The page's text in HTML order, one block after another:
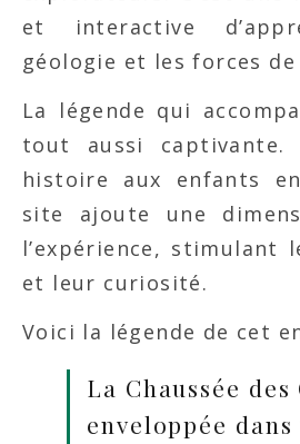
et interactive
géologie et les forces
La légende qui
tout aussi captivante.
histoire aux enfants
site ajoute une
l’expérience, stimulant
et leur curiosité.
Voici la légende de cet
La Chaussée
enveloppée dans